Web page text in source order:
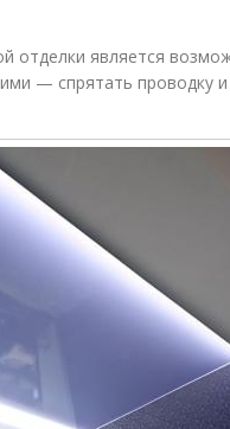
является
— спрятать проводку